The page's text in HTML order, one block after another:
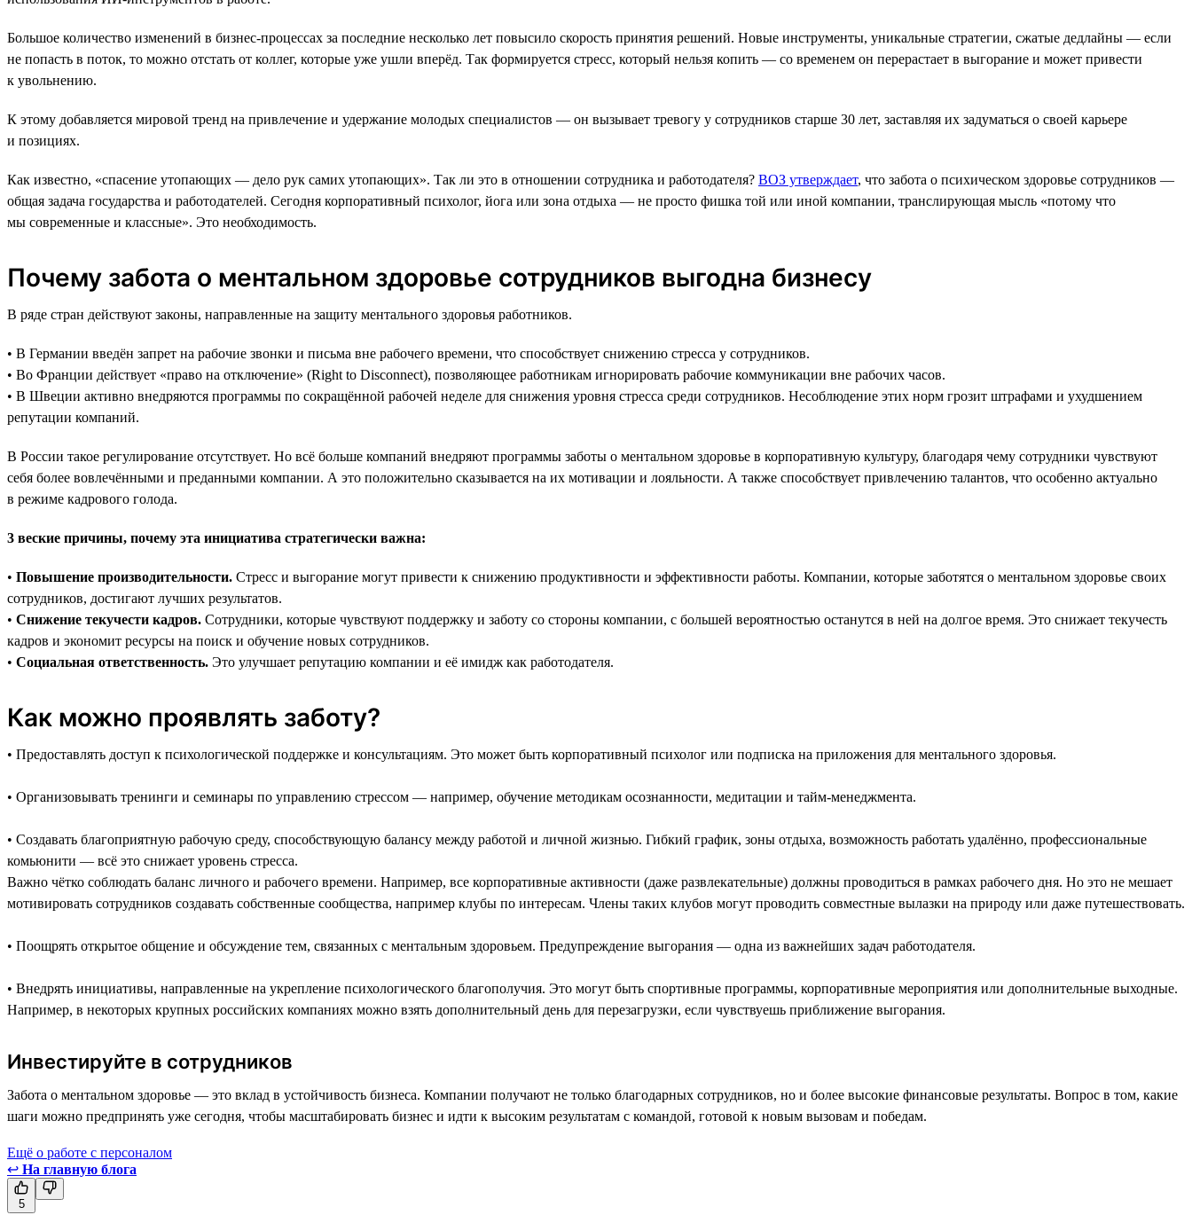
Большое количество изменений в бизнес-процессах за последние несколько лет повысило скорость принятия решений. Новые инструменты, уникальные стратегии, сжатые дедлайны — если
не попасть в поток, то можно отстать от коллег, которые уже ушли вперёд. Так формируется стресс, который нельзя копить — со временем он перерастает в выгорание и может привести
к увольнению.
К этому добавляется мировой тренд на привлечение и удержание молодых специалистов — он вызывает тревогу у сотрудников старше 30 лет, заставляя их задуматься о своей карьере
и позициях.
Как известно, «спасение утопающих — дело рук самих утопающих». Так ли это в отношении сотрудника и работодателя? ВОЗ утверждает, что забота о психическом здоровье сотрудников —
общая задача государства и работодателей. Сегодня корпоративный психолог, йога или зона отдыха — не просто фишка той или иной компании, транслирующая мысль «потому что
мы современные и классные». Это необходимость.
Почему забота о ментальном здоровье сотрудников выгодна бизнесу
В ряде стран действуют законы, направленные на защиту ментального здоровья работников.
• В Германии введён запрет на рабочие звонки и письма вне рабочего времени, что способствует снижению стресса у сотрудников.
• Во Франции действует «право на отключение» (Right to Disconnect), позволяющее работникам игнорировать рабочие коммуникации вне рабочих часов.
• В Швеции активно внедряются программы по сокращённой рабочей неделе для снижения уровня стресса среди сотрудников. Несоблюдение этих норм грозит штрафами и ухудшением
репутации компаний.
В России такое регулирование отсутствует. Но всё больше компаний внедряют программы заботы о ментальном здоровье в корпоративную культуру, благодаря чему сотрудники чувствуют
себя более вовлечёнными и преданными компании. А это положительно сказывается на их мотивации и лояльности. А также способствует привлечению талантов, что особенно актуально
в режиме кадрового голода.
3 веские причины, почему эта инициатива стратегически важна:
• Повышение производительности. Стресс и выгорание могут привести к снижению продуктивности и эффективности работы. Компании, которые заботятся о ментальном здоровье своих
сотрудников, достигают лучших результатов.
• Снижение текучести кадров. Сотрудники, которые чувствуют поддержку и заботу со стороны компании, с большей вероятностью останутся в ней на долгое время. Это снижает текучесть
кадров и экономит ресурсы на поиск и обучение новых сотрудников.
• Социальная ответственность. Это улучшает репутацию компании и её имидж как работодателя.
Как можно проявлять заботу?
• Предоставлять доступ к психологической поддержке и консультациям. Это может быть корпоративный психолог или подписка на приложения для ментального здоровья.
• Организовывать тренинги и семинары по управлению стрессом — например, обучение методикам осознанности, медитации и тайм-менеджмента.
• Создавать благоприятную рабочую среду, способствующую балансу между работой и личной жизнью. Гибкий график, зоны отдыха, возможность работать удалённо, профессиональные
комьюнити — всё это снижает уровень стресса.
Важно чётко соблюдать баланс личного и рабочего времени. Например, все корпоративные активности (даже развлекательные) должны проводиться в рамках рабочего дня. Но это не мешает
мотивировать сотрудников создавать собственные сообщества, например клубы по интересам. Члены таких клубов могут проводить совместные вылазки на природу или даже путешествовать.
• Поощрять открытое общение и обсуждение тем, связанных с ментальным здоровьем. Предупреждение выгорания — одна из важнейших задач работодателя.
• Внедрять инициативы, направленные на укрепление психологического благополучия. Это могут быть спортивные программы, корпоративные мероприятия или дополнительные выходные.
Например, в некоторых крупных российских компаниях можно взять дополнительный день для перезагрузки, если чувствуешь приближение выгорания.
Инвестируйте в сотрудников
Забота о ментальном здоровье — это вклад в устойчивость бизнеса. Компании получают не только благодарных сотрудников, но и более высокие финансовые результаты. Вопрос в том, какие
шаги можно предпринять уже сегодня, чтобы масштабировать бизнес и идти к высоким результатам с командой, готовой к новым вызовам и победам.
Ещё о работе с персоналом
↩ На главную блога
5